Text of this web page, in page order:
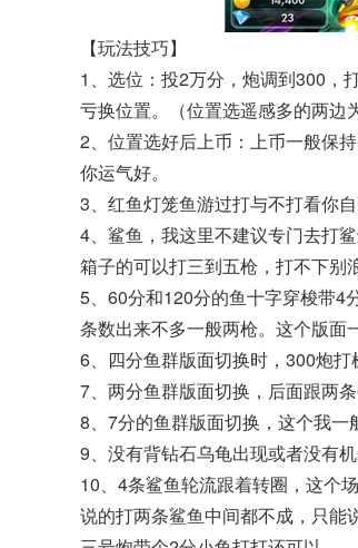
【玩法技巧】
1、选位：投2万分，炮调到300，
亏换位置。（位置选遥感多的两边
2、位置选好后上币：上币一般保
你运气好。
3、红鱼灯笼鱼游过打与不打看你
4、鲨鱼，我这里不建议专门去打
箱子的可以打三到五枪，打不下别
5、60分和120分的鱼十字穿梭带4
条数出来不多一般两枪。这个版面
6、四分鱼群版面切换时，300炮打
7、两分鱼群版面切换，后面跟两
8、7分的鱼群版面切换，这个我一
9、没有背钻石乌龟出现或者没有
10、4条鲨鱼轮流跟着转圈，这个
说的打两条鲨鱼中间都不成，只能